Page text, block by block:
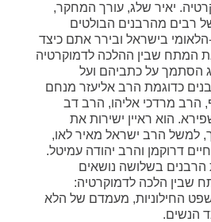
יאיר שלג, עורך המחקר,
רבים מהרבנים הבולטים
הלאומי בישראל ובירר אתם כיצד
המתח שבין ההלכה לדמוקרטיה
הסתמך על כתביהם ועל
כדוגמת הרב אליעזר מנחם
הרב מרדכי אליהו, הרב דב
הוא ראיין ישירות את
למשל הרב ישראל מאיר לאו,
דרוקמן והרב יהודה עמיטל.
בשלושה נושאים
שבין הלכה לדמוקרטיה:
החילוניות, מעמדם של הלא
הנשים.